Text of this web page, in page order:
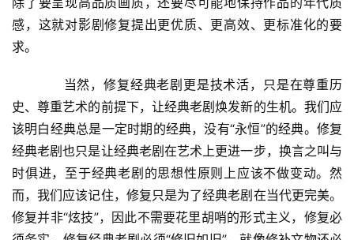
财
经
A
I
科
技
感，这就对影剧修复提出更优质、更高效、更标准化的要
求。
当然，修复经典老剧更是技术活，只是在尊重历
史、尊重艺术的前提下，让经典老剧焕发新的生机。我们应
该明白经典总是一定时期的经典，没有“永恒”的经典。修复
经典老剧也只是让经典老剧在艺术上更进一步，换言之叫与
时俱进，至于经典老剧的思想性原则上应该不做变动。然
而，我们应该记住，修复只是为了经典老剧在当代更完美。
修复并非“炫技”，因此不需要花里胡哨的形式主义，修复必